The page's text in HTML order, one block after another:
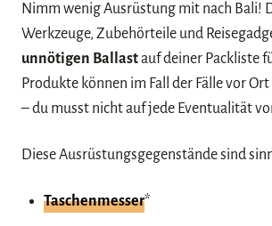
Nimm wenig Ausrüstung mit nach Bali!
Werkzeuge, Zubehörteile und
unnötigen Ballastauf deiner Packliste
Produkte können im Fall der Fälle vor
– du musst nicht auf jede Eventualität
Diese Ausrüstungsgegenstände sind
Taschenmesser*